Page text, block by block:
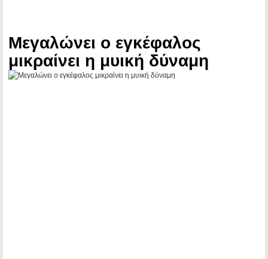
Μεγαλώνει ο εγκέφαλος
μικραίνει η μυική δύναμη